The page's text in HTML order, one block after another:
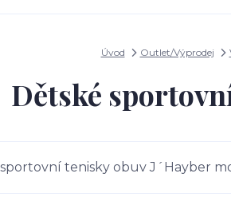
Úvod Outlet/Výprodej
Dětské